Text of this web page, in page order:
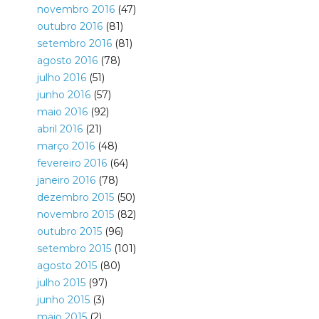
novembro 2016(47)
outubro 2016(81)
setembro 2016(81)
agosto 2016(78)
julho 2016(51)
junho 2016(57)
maio 2016(92)
abril 2016(21)
março 2016(48)
fevereiro 2016(64)
janeiro 2016(78)
dezembro 2015(50)
novembro 2015(82)
outubro 2015(96)
setembro 2015(101)
agosto 2015(80)
julho 2015(97)
junho 2015(3)